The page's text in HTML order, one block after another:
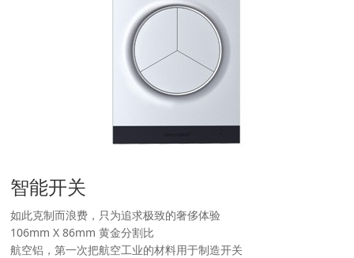
智能开关
如此克制而浪费，只为追求极致的奢侈体验
106mm X 86mm 黄金分割比
航空铝，第一次把航空工业的材料用于制造开关